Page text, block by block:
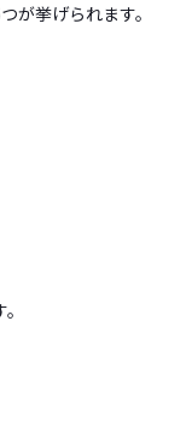
が挙げられます。